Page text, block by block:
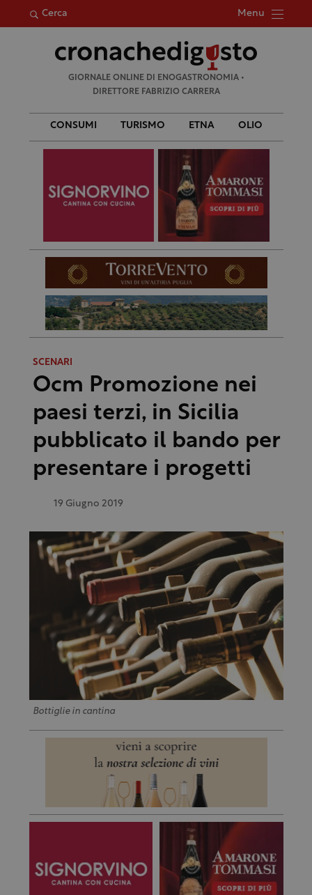
Cerca Menu
per:
GIORNALE ONLINE DI ENOGASTRONOMIA •
DIRETTORE FABRIZIO CARRERA
CONSUMI TURISMO ETNA OLIO
SCENARI
Ocm Promozione nei
paesi terzi, in Sicilia
pubblicato il bando per
presentare i progetti
19 Giugno 2019
Bottiglie in cantina